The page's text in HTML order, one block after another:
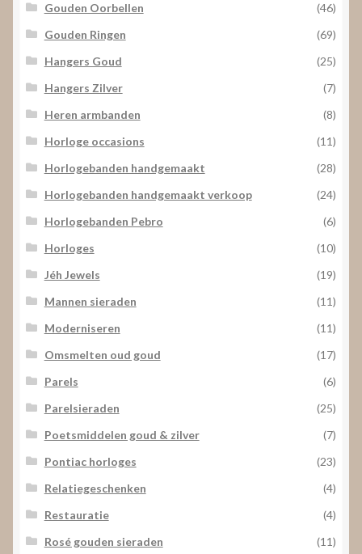
Gouden Oorbellen
(46)
Gouden Ringen
(69)
Hangers Goud
(25)
Hangers Zilver
(7)
Heren armbanden
(8)
Horloge occasions
(11)
Horlogebanden handgemaakt
(28)
Horlogebanden handgemaakt verkoop
(24)
Horlogebanden Pebro
(6)
Horloges
(10)
Jéh Jewels
(19)
Mannen sieraden
(11)
Moderniseren
(11)
Omsmelten oud goud
(17)
Parels
(6)
Parelsieraden
(25)
Poetsmiddelen goud & zilver
(7)
Pontiac horloges
(23)
Relatiegeschenken
(4)
Restauratie
(4)
Rosé gouden sieraden
(11)